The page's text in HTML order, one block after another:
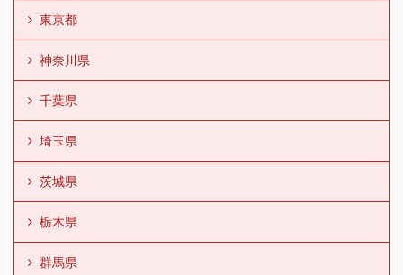
東京都
神奈川県
千葉県
埼玉県
茨城県
栃木県
群馬県